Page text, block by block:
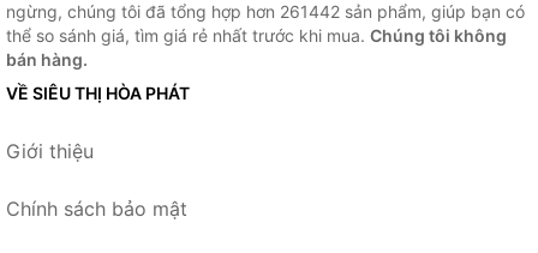
ngừng, chúng tôi đã tổng hợp hơn 261442 sản phẩm, giúp bạn có
thể so sánh giá, tìm giá rẻ nhất trước khi mua. Chúng tôi không
bán hàng.
VỀ SIÊU THỊ HÒA PHÁT
Giới thiệu
Chính sách bảo mật